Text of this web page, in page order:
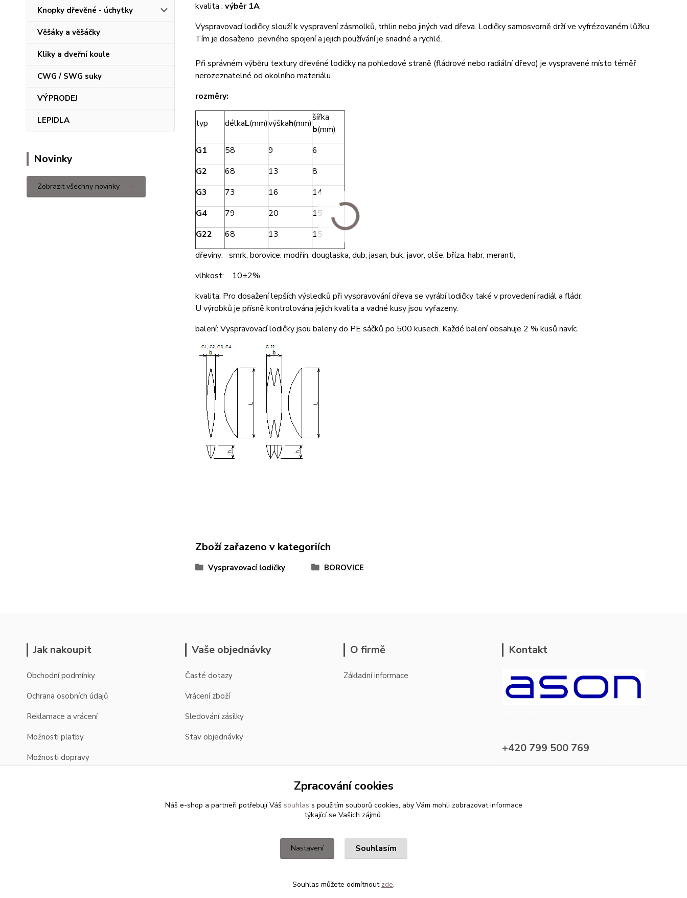
Knopky dřevěné - úchytky
Věšáky a věšáčky
Kliky a dveřní koule
CWG / SWG suky
VÝPRODEJ
LEPIDLA
Novinky
Zobrazit všechny novinky
kvalita : výběr 1A
Vyspravovací lodičky slouží k vyspravení zásmolků, trhlin nebo jiných vad dřeva. Lodičky samosvorně drží ve vyfrézovaném lůžku.
Tím je dosaženo pevného spojení a jejich používání je snadné a rychlé.
Při správném výběru textury dřevěné lodičky na pohledové straně (fládrové nebo radiální dřevo) je vyspravené místo téměř
nerozeznatelné od okolního materiálu.
rozměry:
typ délkaL(mm)výškah(mm)
šířka
b(mm)
G1
58 9
6
G2
68 13
8
G3
73 16
14
G4
79 20
15
G22
68 13
15
dřeviny: smrk, borovice, modřín, douglaska, dub, jasan, buk, javor, olše, bříza, habr, meranti,
vlhkost: 10±2%
kvalita: Pro dosažení lepších výsledků při vyspravování dřeva se vyrábí lodičky také v provedení radiál a fládr.
U výrobků je přísně kontrolována jejich kvalita a vadné kusy jsou vyřazeny.
balení: Vyspravovací lodičky jsou baleny do PE sáčků po 500 kusech. Každé balení obsahuje 2 % kusů navíc.
Zboží zařazeno v kategoriích
Vyspravovací lodičky BOROVICE
Jak nakoupit
Obchodní podmínky
Ochrana osobních údajů
Reklamace a vrácení
Možnosti platby
Možnosti dopravy
Vaše objednávky
Časté dotazy
Vrácení zboží
Sledování zásilky
Stav objednávky
O firmě
Základní informace
Kontakt
+420 799 500 769
Zpracování cookies
Náš e-shop a partneři potřebují Váš souhlas s použitím souborů cookies, aby Vám mohli zobrazovat informace
týkající se Vašich zájmů.
Nastavení Souhlasím
Souhlas můžete odmítnout zde.